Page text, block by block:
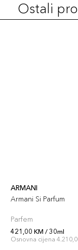
Ostali
ARMANI
Armani Si Parfum
Parfem
421,00 KM / 30ml
Osnovna cijena